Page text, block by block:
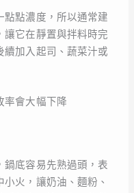
點點濃度，所以通常建
讓它在靜置與拌料時完
續加入起司、蔬菜汁或
率會大幅下降
鍋底容易先熟過頭，表
火，讓奶油、麵粉、